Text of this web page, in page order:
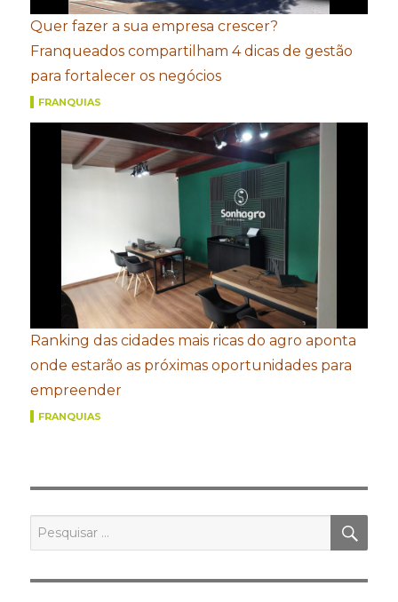
Quer fazer a sua empresa crescer?
Franqueados compartilham 4 dicas de gestão
para fortalecer os negócios
FRANQUIAS
Ranking das cidades mais ricas do agro aponta
onde estarão as próximas oportunidades para
empreender
FRANQUIAS
por: